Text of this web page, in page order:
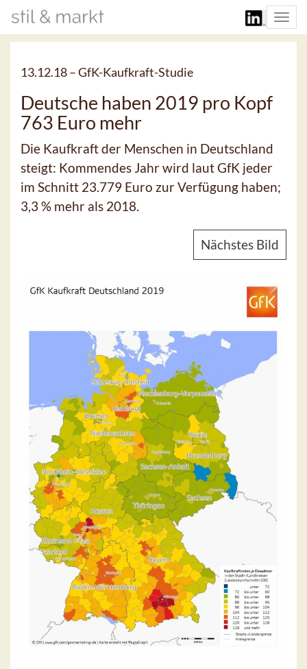
13.12.18 –GfK-Kaufkraft-Studie
Deutsche haben 2019 pro Kopf
763 Euro mehr
Die Kaufkraft der Menschen in Deutschland
steigt: Kommendes Jahr wird laut GfK jeder
im Schnitt 23.779 Euro zur Verfügung haben;
3,3 % mehr als 2018.
Nächstes Bild